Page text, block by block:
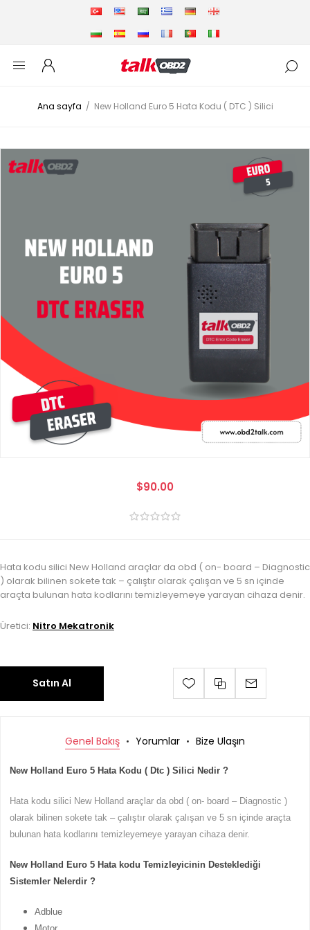
Ana sayfa / New Holland Euro 5 Hata Kodu ( DTC ) Silici
$90.00
Hata kodu silici New Holland araçlar da obd ( on- board – Diagnostic
) olarak bilinen sokete tak – çalıştır olarak çalışan ve 5 sn içinde
araçta bulunan hata kodlarını temizleyemeye yarayan cihaza denir.
Üretici: Nitro Mekatronik
Satın Al
Genel Bakış Yorumlar Bize Ulaşın
New Holland Euro 5 Hata Kodu ( Dtc ) Silici Nedir ?
Hata kodu silici New Holland araçlar da obd ( on- board – Diagnostic )
olarak bilinen sokete tak – çalıştır olarak çalışan ve 5 sn içinde araçta
bulunan hata kodlarını temizleyemeye yarayan cihaza denir.
New Holland Euro 5 Hata kodu Temizleyicinin Desteklediği
Sistemler Nelerdir ?
Adblue